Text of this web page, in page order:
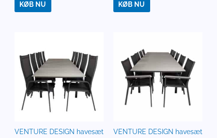
KØB NU KØB NU
VENTURE DESIGN havesæt
VENTURE DESIGN havesæt